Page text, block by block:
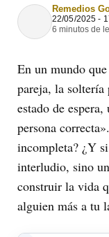
Remedios
22/05/2025 -
6 minutos de
En un mundo
pareja, la soltería
estado de
persona
incompleta? ¿Y
interludio, sino
construir la vida
alguien más a tu